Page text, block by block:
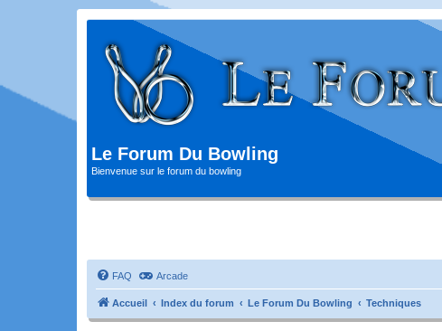
Le Forum Du Bowling
Bienvenue sur le forum du bowling
FAQ Arcade
Accueil Index du forum Le Forum Du Bowling Techniques